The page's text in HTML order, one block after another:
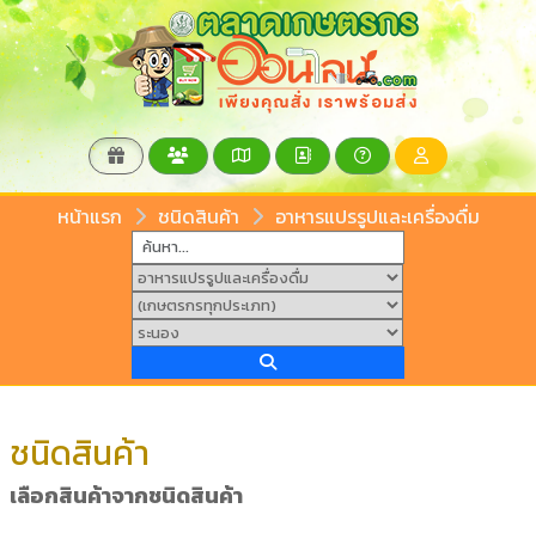
หน้าแรก ชนิดสินค้า อาหารแปรรูปและเครื่องดื่ม
ชนิดสินค้า
เลือกสินค้าจากชนิดสินค้า